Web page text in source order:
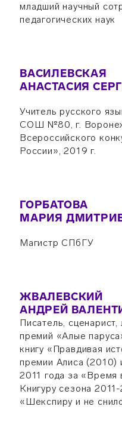
младший научный
педагогических наук
ВАСИЛЕВСКАЯ
АНАСТАСИЯ
Учитель русского
СОШ №80, г.
Всероссийского
России», 2019 г.
ГОРБАТОВА
МАРИЯ
Магистр СПбГУ
ЖВАЛЕВСКИЙ
АНДРЕЙ
Писатель, сценарист,
премий «Алые
книгу «Правдивая
премии Алиса (2010)
2011 года за «Время
Книгуру сезона
«Шекспиру и не